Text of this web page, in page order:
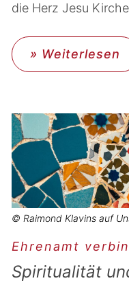
die Herz Jesu
» Weiterlesen
© Raimond Klavins auf
Ehrenamt
Spiritualität